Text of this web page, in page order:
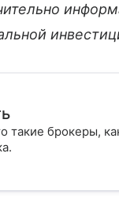
такие брокеры,